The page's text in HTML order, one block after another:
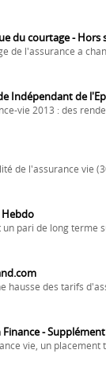
du courtage - Hors
de l'assurance a
Indépendant de
vie 2013 : des
de l'assurance vie
Hebdo
un pari de long terme
hausse des tarifs
- Supplément
vie, un